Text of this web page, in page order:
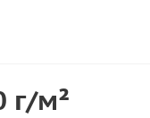
г/м²